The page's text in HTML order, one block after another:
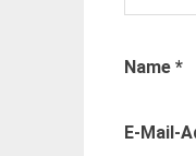
Name *
E-Mail-